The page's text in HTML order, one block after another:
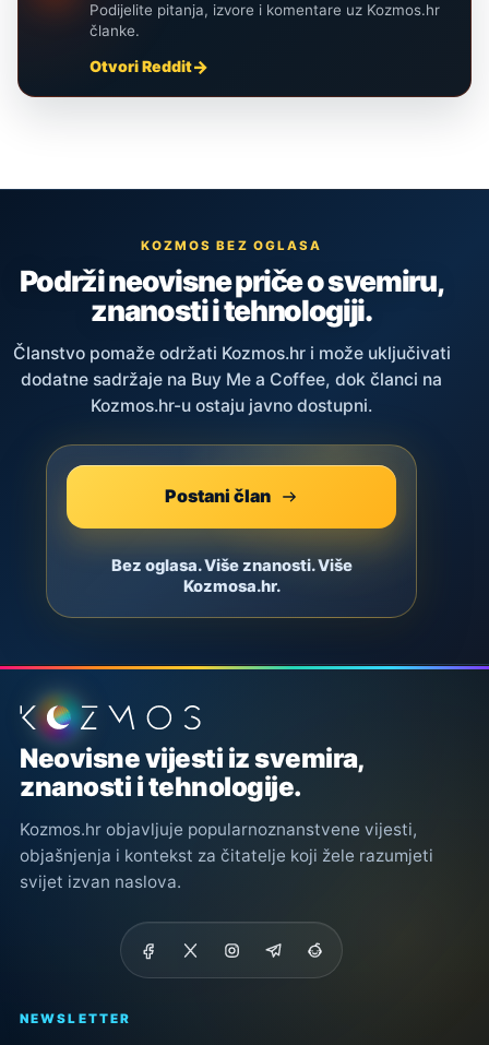
Podijelite pitanja, izvore i komentare uz Kozmos.hr
članke.
Otvori Reddit
KOZMOS BEZ OGLASA
Podrži neovisne priče o svemiru,
znanosti i tehnologiji.
Članstvo pomaže održati Kozmos.hr i može uključivati
dodatne sadržaje na Buy Me a Coffee, dok članci na
Kozmos.hr-u ostaju javno dostupni.
Postani član
Bez oglasa. Više znanosti. Više
Kozmosa.hr.
Podnožje stranice
Neovisne vijesti iz svemira,
znanosti i tehnologije.
Kozmos.hr objavljuje popularnoznanstvene vijesti,
objašnjenja i kontekst za čitatelje koji žele razumjeti
svijet izvan naslova.
NEWSLETTER